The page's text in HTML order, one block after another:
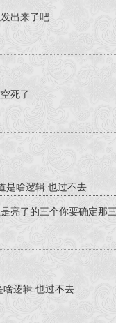
出来了吧
死了
是啥逻辑 也过不去
亮了的三个你要确定那
啥逻辑 也过不去